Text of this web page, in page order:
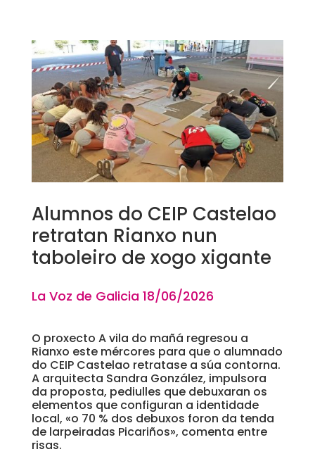
Alumnos do CEIP Castelao
retratan Rianxo nun
taboleiro de xogo xigante
La Voz de Galicia 18/06/2026
O proxecto A vila do mañá regresou a
Rianxo este mércores para que o alumnado
do CEIP Castelao retratase a súa contorna.
A arquitecta Sandra González, impulsora
da proposta, pediulles que debuxaran os
elementos que configuran a identidade
local, «o 70 % dos debuxos foron da tenda
de larpeiradas Picariños», comenta entre
risas.